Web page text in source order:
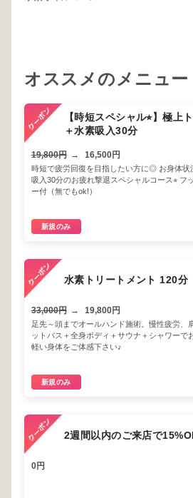
オススメのメニュー
【時短スペシャル⭐︎】極上
＋水素吸入30分
19,800円 → 16,500円
時短で疲労回復を目指したい方に◎ お身体状
吸入30分のお疲れ撃退スペシャルコース⭐︎ フ
ー付（無でもok!）
新規のみ
水素トリートメント 120分
33,000円 → 19,800円
足先～頭までオールハンド施術。慢性疲労
ットバス＋全身ボディ＋サウナ＋シャワーで
軽い身体をご体感下さい♪
新規のみ
2週間以内のご来店で
0円